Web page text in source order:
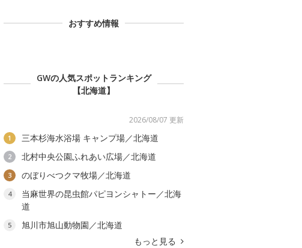
おすすめ情報
GWの人気スポットランキング
【北海道】
2026/08/07 更新
1 三本杉海水浴場 キャンプ場／北海道
2 北村中央公園ふれあい広場／北海道
3 のぼりべつクマ牧場／北海道
4
当麻世界の昆虫館パピヨンシャトー／北海
道
5
旭川市旭山動物園／北海道
もっと見る